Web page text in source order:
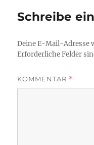
Schreibe
Deine E-Mail-Adresse
Erforderliche Felder
KOMMENTAR *